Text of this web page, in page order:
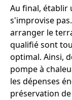
Au final, établir
s'improvise
arranger le
qualifié sont
optimal. Ainsi,
pompe à
les dépenses
préservation